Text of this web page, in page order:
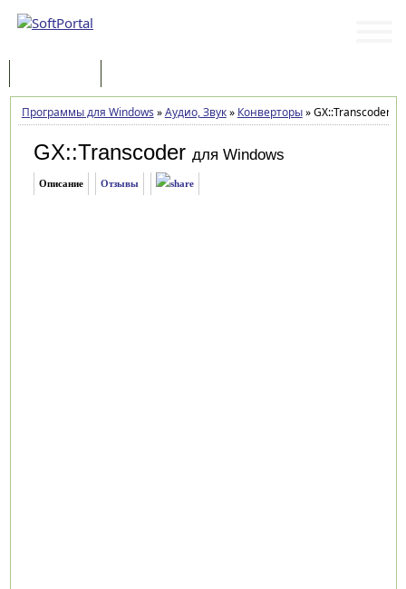
Программы для Windows »Аудио, Звук» Конверторы»GX::Transcoder
GX::Transcoder для Windows
Описание Отзывы